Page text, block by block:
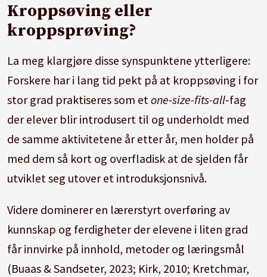
Kroppsøving eller
kroppsprøving?
La meg klargjøre disse synspunktene ytterligere:
Forskere har i lang tid pekt på at kroppsøving i for
stor grad praktiseres som etone-size-fits-all-fag
der elever blir introdusert til og underholdt med
de samme aktivitetene år etter år, men holder på
med dem så kort og overfladisk at de sjelden får
utviklet seg utover et introduksjonsnivå.
Videre dominerer en lærerstyrt overføring av
kunnskap og ferdigheter der elevene i liten grad
får innvirke på innhold, metoder og læringsmål
(Buaas & Sandseter, 2023; Kirk, 2010; Kretchmar,